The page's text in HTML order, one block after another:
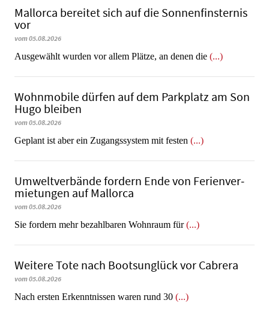
Mallorca bereitet sich auf die Sonnenfinsternis
vor
vom 05.08.2026
Ausgewählt wurden vor allem Plätze, an denen die (...)
Wohnmobile dürfen auf dem Parkplatz am Son
Hugo bleiben
vom 05.08.2026
Geplant ist aber ein Zugangssystem mit festen (...)
Umweltverbände fordern Ende von Fe­ri­en­ver­
mie­tun­gen auf Mallorca
vom 05.08.2026
Sie fordern mehr bezahlbaren Wohnraum für(...)
Weitere Tote nach Bootsunglück vor Cabrera
vom 05.08.2026
​​​​​​​Nach ersten Erkenntnissen waren rund 30 (...)